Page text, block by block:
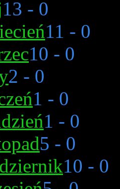
13 - 0
11 - 0
10 - 0
2 - 0
1 - 0
1 - 0
5 - 0
10 - 0